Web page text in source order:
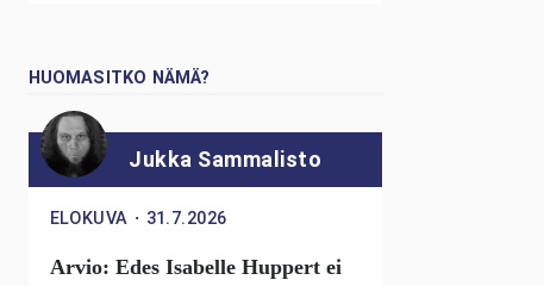
HUOMASITKO NÄMÄ?
Jukka Sammalisto
ELOKUVA ・ 31.7.2026
Arvio: Edes Isabelle Huppert ei